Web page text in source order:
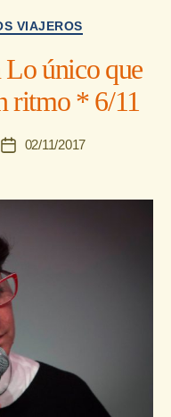
VIAJEROS
único que
ritmo * 6/11
Fecha
entrada
02/11/2017